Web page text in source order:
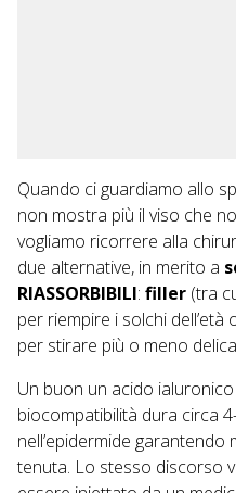
Quando ci guardiamo allo
non mostra più il viso che
vogliamo ricorrere alla
due alternative, in merito a
RIASSORBIBILI: filler (tra
per riempire i solchi dell’età
per stirare più o meno
Un buon un acido
biocompatibilità dura circa
nell’epidermide
tenuta. Lo stesso discorso